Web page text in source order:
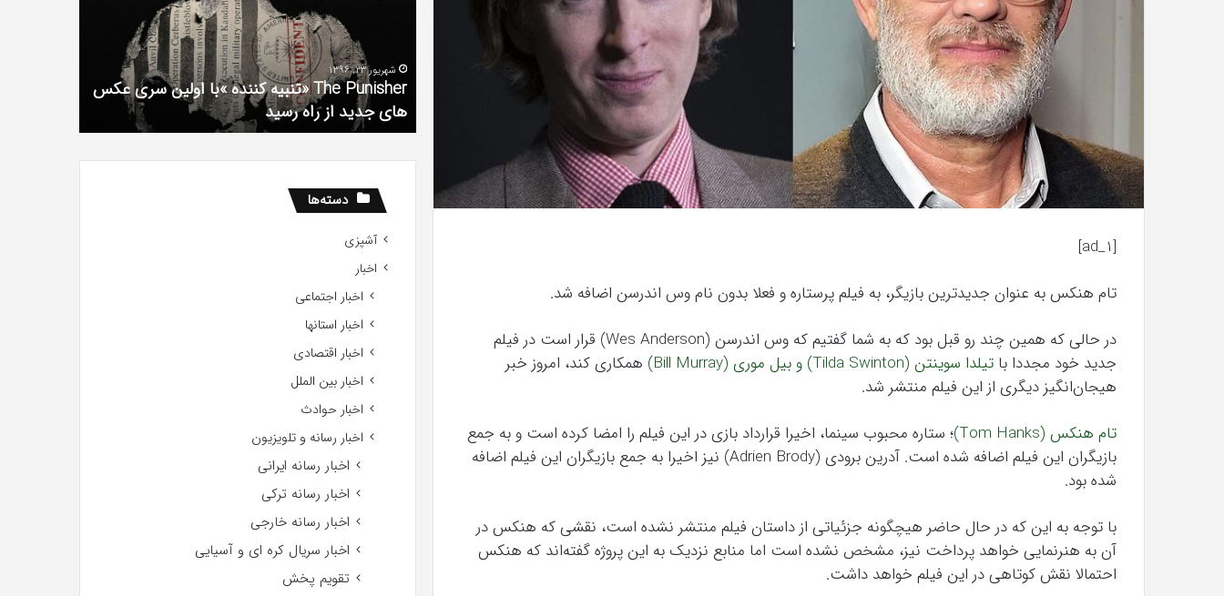
[ad_1]
تام هنکس به عنوان جدیدترین بازیگر، به فیلم پرستاره و فعلا بدون نام وس اندرسن اضافه شد.
در حالی که همین چند رو قبل بود که به شما گفتیم که وس اندرسن (Wes Anderson) قرار است در فیلم
جدید خود مجددا با تیلدا سوینتن (Tilda Swinton) و بیل موری (Bill Murray)
همکاری کند، امروز خبر
هیجان‌انگیز دیگری از این فیلم منتشر شد.
تام هنکس (Tom Hanks)
؛ ستاره محبوب سینما، اخیرا قرارداد بازی در این فیلم را امضا کرده است و به جمع
بازیگران این فیلم اضافه شده است. آدرین برودی (Adrien Brody) نیز اخیرا به جمع بازیگران این فیلم اضافه
شده بود.
با توجه به این که در حال حاضر هیچگونه جزئیاتی از داستان فیلم منتشر نشده است، نقشی که هنکس در
آن به هنرنمایی خواهد پرداخت نیز، مشخص نشده است اما منابع نزدیک به این پروژه گفته‌اند که هنکس
احتمالا نقش کوتاهی در این فیلم خواهد داشت.
ذهن
آبان 22, 1404
نظریه پردازش اطلاعات: چگونه ذهن ما اطلاعات
را پردازش می‌کند؟
“فروزن
خواهد بود.
عکس
های
جدید
از
شهریور 23, 1396
The Punisher «تنبیه کننده »با اولین سری عکس
های جدید از راه رسید
دسته‌ها
آشپزی
اخبار
اخبار اجتماعی
اخبار استانها
اخبار اقتصادی
اخبار بین الملل
اخبار حوادث
اخبار رسانه و تلویزیون
اخبار رسانه ایرانی
اخبار رسانه ترکی
اخبار رسانه خارجی
اخبار سریال کره ای و آسیایی
تقویم پخش